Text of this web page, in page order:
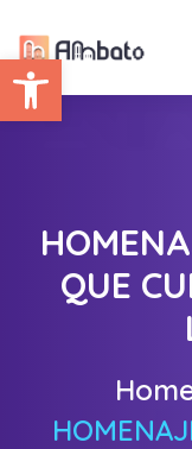
Abrir
QUE